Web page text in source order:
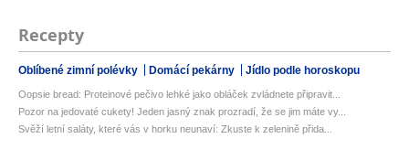
Recepty
Oblíbené zimní polévky Domácí pekárny Jídlo podle horoskopu
Oopsie bread: Proteinové pečivo lehké jako obláček zvládnete připravit...
Pozor na jedovaté cukety! Jeden jasný znak prozradí, že se jim máte vy...
Svěží letní saláty, které vás v horku neunaví: Zkuste k zelenině přida...